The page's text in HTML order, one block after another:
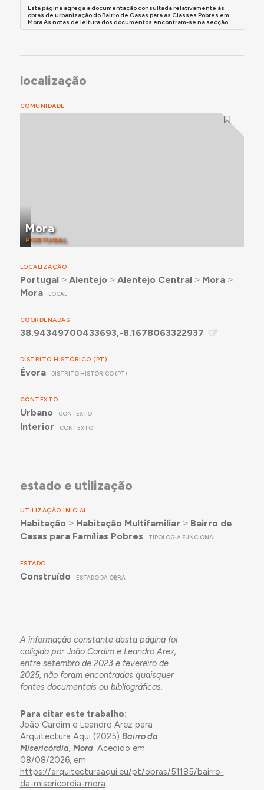
Esta página agrega a documentação consultada relativamente às
obras de urbanização do Bairro de Casas para as Classes Pobres em
Mora.As notas de leitura dos documentos encontram-se na secção...
localização
COMUNIDADE
Mora
PORTUGAL
LOCALIZAÇÃO
Portugal ˃ Alentejo ˃ Alentejo Central ˃ Mora˃
Mora
LOCAL
COORDENADAS
38.94349700433693,-8.1678063322937
DISTRITO HISTÓRICO (PT)
Évora DISTRITO HISTÓRICO (PT)
CONTEXTO
Urbano CONTEXTO
Interior CONTEXTO
estado e utilização
UTILIZAÇÃO INICIAL
Habitação ˃ Habitação Multifamiliar ˃ Bairro de
Casas para Famílias Pobres
TIPOLOGIA FUNCIONAL
ESTADO
Construído ESTADO DA OBRA
A informação constante desta página foi
coligida por João Cardim e Leandro Arez,
entre setembro de 2023 e fevereiro de
2025, não foram encontradas quaisquer
fontes documentais ou bibliográficas.
Para citar este trabalho:
João Cardim e Leandro Arez para
Arquitectura Aqui (2025) Bairro da
Misericórdia, Mora. Acedido em
08/08/2026, em
https://arquitecturaaqui.eu/pt/obras/51185/bairro-
da-misericordia-mora